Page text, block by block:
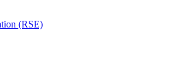
(RSE)